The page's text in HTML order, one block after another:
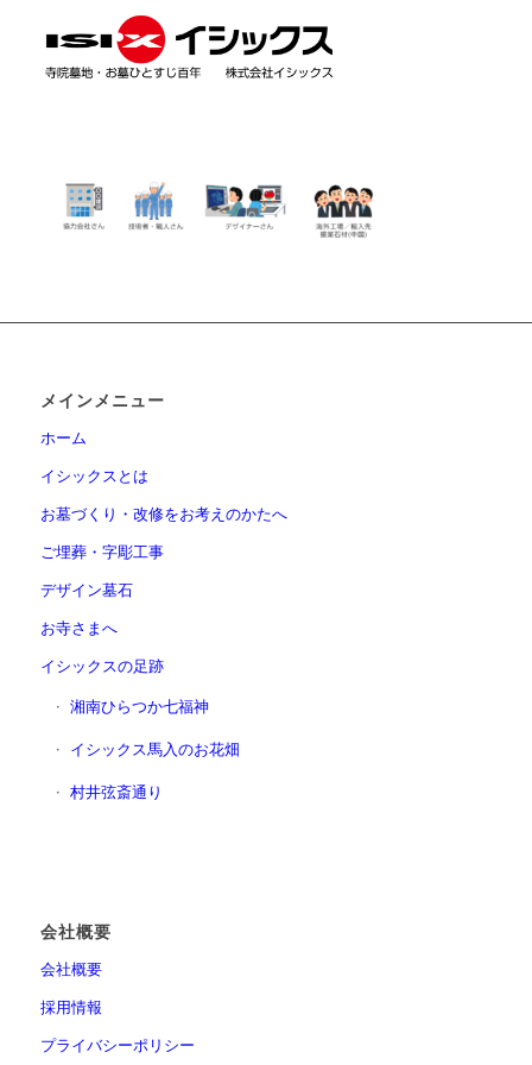
メインメニュー
ホーム
イシックスとは
お墓づくり・改修をお考えのかたへ
ご埋葬・字彫工事
デザイン墓石
お寺さまへ
イシックスの足跡
湘南ひらつか七福神
イシックス馬入のお花畑
村井弦斎通り
会社概要
会社概要
採用情報
プライバシーポリシー